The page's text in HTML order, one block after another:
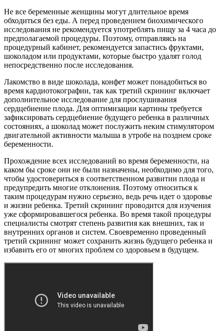
Не все беременные женщины могут длительное время
обходиться без еды. А перед проведением биохимического
исследования не рекомендуется употреблять пищу за 4 часа до
предполагаемой процедуры. Поэтому, отправляясь на
процедурный кабинет, рекомендуется запастись фруктами,
шоколадом или продуктами, которые быстро удалят голод
непосредственно после исследования.
Лакомство в виде шоколада, конфет может понадобиться во
время кардиотокографии, так как третий скрининг включает
дополнительное исследование для прослушивания
сердцебиение плода. Для оптимизации картины требуется
зафиксировать сердцебиение будущего ребенка в различных
состояниях, а шоколад может послужить неким стимулятором
двигательной активности малыша в утробе на позднем сроке
беременности.
Прохождение всех исследований во время беременности, на
каком бы сроке они не были назначены, необходимо для того,
чтобы удостовериться в соответственном развитии плода и
предупредить многие отклонения. Поэтому относиться к
таким процедурам нужно серьезно, ведь речь идет о здоровье
и жизни ребенка. Третий скрининг проводится для изучения
уже сформировавшегося ребенка. Во время такой процедуры
специалисты смотрят степень развития как внешних, так и
внутренних органов и систем. Своевременно проведенный
третий скрининг может сохранить жизнь будущего ребенка и
избавить его от многих проблем со здоровьем в будущем.